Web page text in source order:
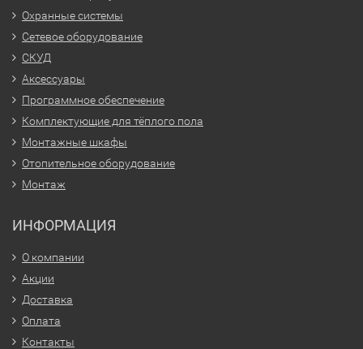
Охранные системы
Сетевое оборудование
СКУД
Аксессуары
Программное обеспечение
Комплектующие для тёплого пола
Монтажные шкафы
Отопительное оборудование
Монтаж
ИНФОРМАЦИЯ
О компании
Акции
Доставка
Оплата
Контакты